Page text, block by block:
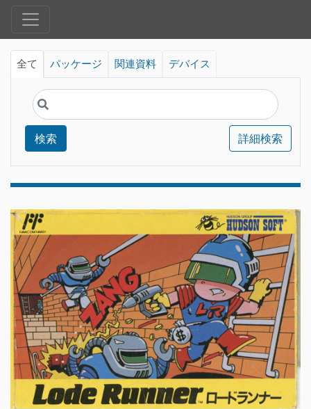
全て パッケージ 関連資料 デバイス
検索 詳細検索